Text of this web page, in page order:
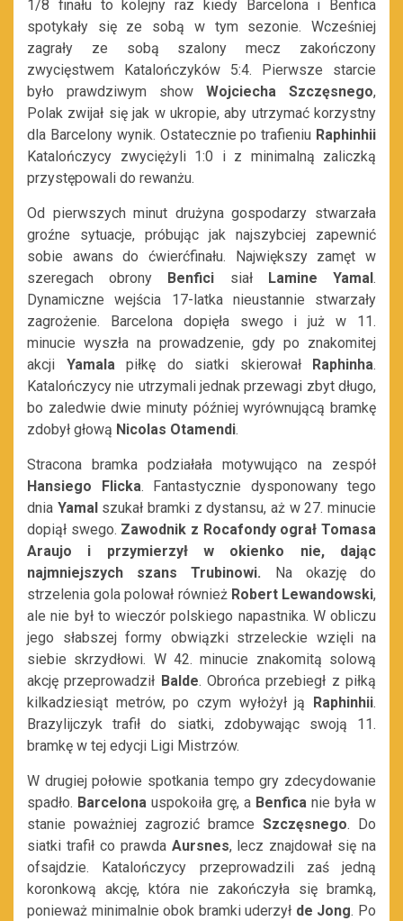
1/8 finału to kolejny raz kiedy Barcelona i Benfica
spotykały się ze sobą w tym sezonie. Wcześniej
zagrały ze sobą szalony mecz zakończony
zwycięstwem Katalończyków 5:4. Pierwsze starcie
było prawdziwym show Wojciecha Szczęsnego,
Polak zwijał się jak w ukropie, aby utrzymać korzystny
dla Barcelony wynik. Ostatecznie po trafieniu Raphinhii
Katalończycy zwyciężyli 1:0 i z minimalną zaliczką
przystępowali do rewanżu.
Od pierwszych minut drużyna gospodarzy stwarzała
groźne sytuacje, próbując jak najszybciej zapewnić
sobie awans do ćwierćfinału. Największy zamęt w
szeregach obrony
Benfici siał Lamine Yamal.
Dynamiczne wejścia 17-latka nieustannie stwarzały
zagrożenie. Barcelona dopięła swego i już w 11.
minucie wyszła na prowadzenie, gdy po znakomitej
akcji Yamalapiłkę do siatki skierował Raphinha.
Katalończycy nie utrzymali jednak przewagi zbyt długo,
bo zaledwie dwie minuty później wyrównującą bramkę
zdobył głową Nicolas Otamendi.
Stracona bramka podziałała motywująco na zespół
Hansiego Flicka. Fantastycznie dysponowany tego
dnia Yamal szukał bramki z dystansu, aż w 27. minucie
dopiął swego. Zawodnik z Rocafondy ograł Tomasa
Araujo i przymierzył w okienko nie, dając
najmniejszych szans Trubinowi. Na okazję do
strzelenia gola polował również Robert Lewandowski,
ale nie był to wieczór polskiego napastnika. W obliczu
jego słabszej formy obwiązki strzeleckie wzięli na
siebie skrzydłowi. W 42. minucie znakomitą solową
akcję przeprowadził Balde. Obrońca przebiegł z piłką
kilkadziesiąt metrów, po czym wyłożył ją
Raphinhii.
Brazylijczyk trafił do siatki, zdobywając swoją 11.
bramkę w tej edycji Ligi Mistrzów.
W drugiej połowie spotkania tempo gry zdecydowanie
spadło. Barcelona uspokoiła grę, a Benfica nie była w
stanie poważniej zagrozić bramce Szczęsnego. Do
siatki trafił co prawda Aursnes, lecz znajdował się na
ofsajdzie. Katalończycy przeprowadzili zaś jedną
koronkową akcję, która nie zakończyła się bramką,
ponieważ minimalnie obok bramki uderzył de Jong. Po